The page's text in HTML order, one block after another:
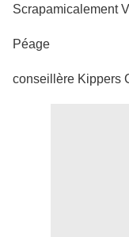
Scrapamicalement
en Pays
Péage
conseillère Kippers